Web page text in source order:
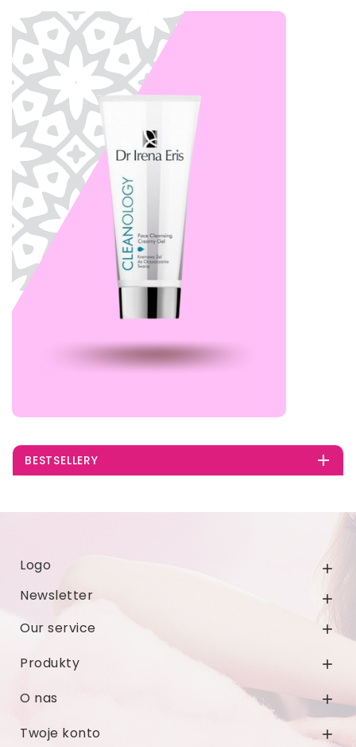
BESTSELLERY 
Logo 
Newsletter 
Our service 
Produkty 
O nas 
Twoje konto 